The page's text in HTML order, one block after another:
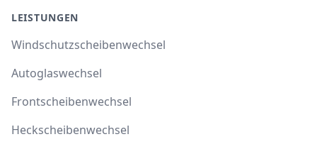
LEISTUNGEN
Windschutzscheibenwechsel
Autoglaswechsel
Frontscheibenwechsel
Heckscheibenwechsel